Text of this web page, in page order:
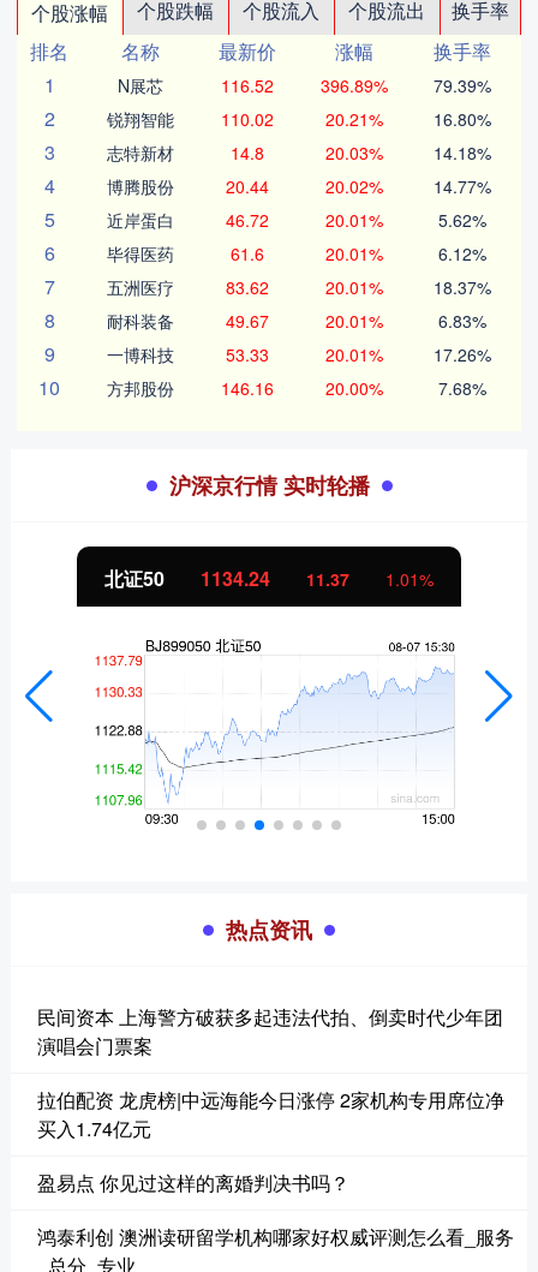
个股涨幅 个股跌幅 个股流入 个股流出
换手率
排名
名称 最新价 涨幅
换手率
1
N展芯 116.52 396.89% 79.39%
2 锐翔智能 110.02 20.21% 16.80%
3 志特新材 14.8 20.03% 14.18%
4 博腾股份 20.44 20.02% 14.77%
5 近岸蛋白 46.72 20.01% 5.62%
6 毕得医药 61.6 20.01% 6.12%
7 五洲医疗 83.62 20.01% 18.37%
8 耐科装备 49.67 20.01% 6.83%
9 一博科技 53.33 20.01% 17.26%
10 方邦股份 146.16 20.00% 7.68%
沪深京行情 实时轮播
北证50 1134.24 11.37 1.01%
热点资讯
民间资本 上海警方破获多起违法代拍、倒卖时代少年团
演唱会门票案
拉伯配资 龙虎榜|中远海能今日涨停 2家机构专用席位净
买入1.74亿元
盈易点 你见过这样的离婚判决书吗？
鸿泰利创 澳洲读研留学机构哪家好权威评测怎么看_服务
_总分_专业